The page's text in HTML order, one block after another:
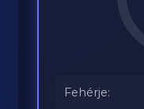
Fehérje: